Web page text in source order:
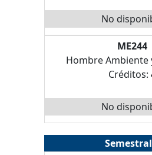
No
ME244
Hombre Ambiente
Créditos:
No